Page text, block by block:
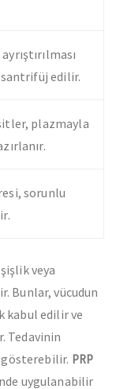
edilir.
plazmayla
sorunlu
veya
Bunlar, vücudun
kabul edilir ve
Tedavinin
PRP
uygulanabilir